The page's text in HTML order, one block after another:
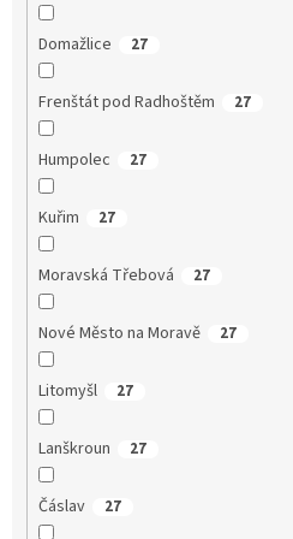
Domažlice 27
Frenštát pod Radhoštěm 27
Humpolec 27
Kuřim 27
Moravská Třebová 27
Nové Město na Moravě 27
Litomyšl 27
Lanškroun 27
Čáslav 27